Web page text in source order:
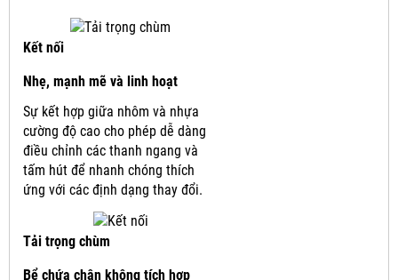
Kết nối
Nhẹ, mạnh mẽ và linh hoạt
Sự kết hợp giữa nhôm và nhựa
cường độ cao cho phép dễ dàng
điều chỉnh các thanh ngang và
tấm hút để nhanh chóng thích
ứng với các định dạng thay đổi.
Tải trọng chùm
Bể chứa chân không tích hợp